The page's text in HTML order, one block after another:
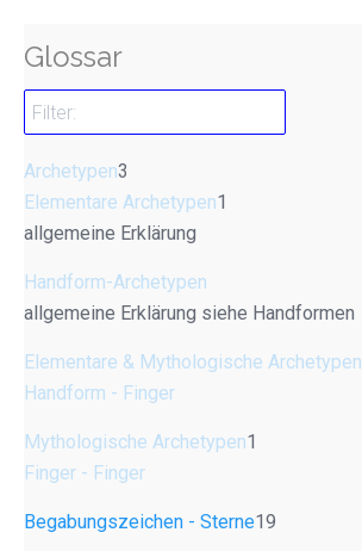
Glossar
Archetypen3
Elementare Archetypen1
allgemeine Erklärung
Handform-Archetypen
allgemeine Erklärung siehe Handformen
Elementare & Mythologische Archetypen
Handform - Finger
Mythologische Archetypen1
Finger - Finger
Begabungszeichen - Sterne19